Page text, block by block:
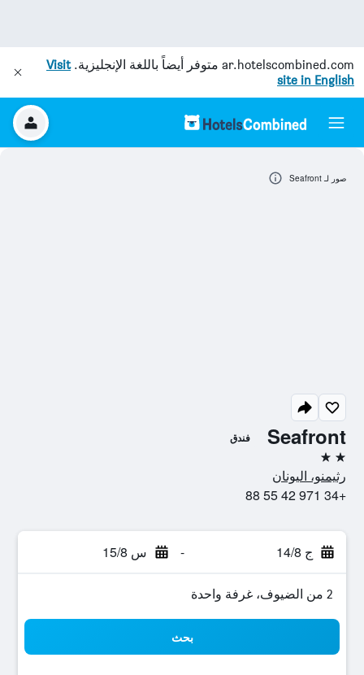
ar.hotelscombined.com متوفر أيضاً باللغة الإنجليزية.Visit
site in English
Seafront فندق
2 نجمتين
رثيمنو، اليونان
+34 971 42 55 88
ج 14/8 - س 15/8
2 من الضيوف، غرفة واحدة
بحث
صور لـ Seafront